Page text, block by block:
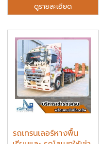
ดูรายละเอียด
รถเทรนเลอร์หางพื้น